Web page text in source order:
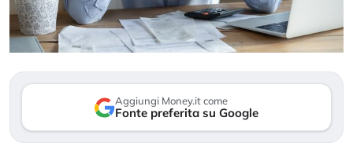
Aggiungi Money.it come
Fonte preferita su Google